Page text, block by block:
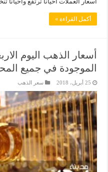
أكمل القراءة »
الموجودة في جميع
25 أبريل، 2018 سعر الذهب